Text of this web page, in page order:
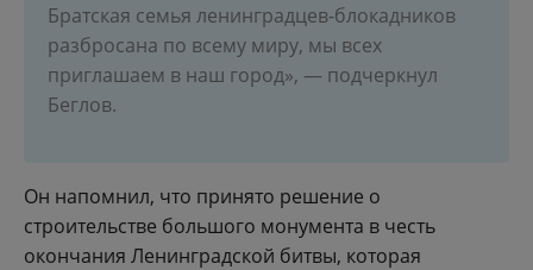
Братская семья ленинградцев-блокадников
разбросана по всему миру, мы всех
приглашаем в наш город», — подчеркнул
Беглов.
Он напомнил, что принято решение о
строительстве большого монумента в честь
окончания Ленинградской битвы, которая